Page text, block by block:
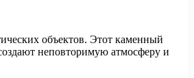
объектов. Этот каменный
неповторимую атмосферу и